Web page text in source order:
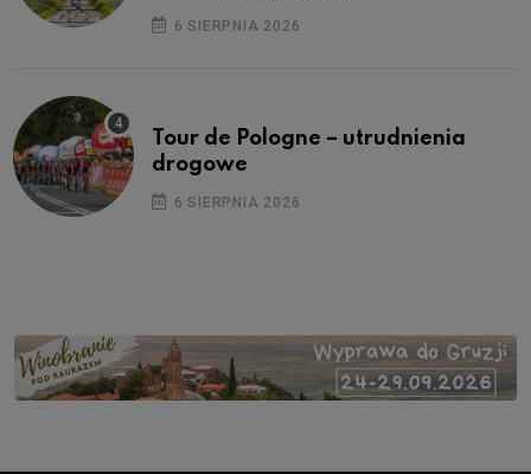
6 SIERPNIA 2026
Tour de Pologne – utrudnienia
drogowe
6 SIERPNIA 2026